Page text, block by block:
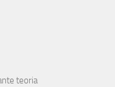
teoria